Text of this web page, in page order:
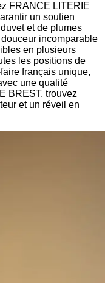
FRANCE LITERIE
un soutien
et de plumes
incomparable
en plusieurs
les positions de
français unique,
une qualité
BREST, trouvez
et un réveil en